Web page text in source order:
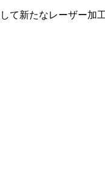
て新たなレーザー